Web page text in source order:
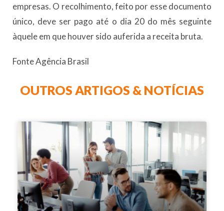
empresas. O recolhimento, feito por esse documento
único, deve ser pago até o dia 20 do mês seguinte
àquele em que houver sido auferida a receita bruta.
Fonte Agência Brasil
OUTROS ARTIGOS & NOTÍCIAS